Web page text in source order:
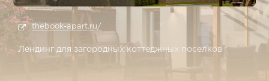
thebook-apart.ru/
Лендинг для загородных коттеджных поселков